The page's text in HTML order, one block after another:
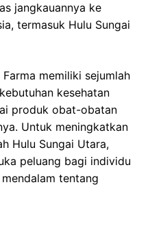
jangkauannya ke
termasuk Hulu Sungai
memiliki sejumlah
kesehatan
produk obat-obatan
Untuk meningkatkan
Hulu Sungai Utara,
peluang bagi individu
tentang